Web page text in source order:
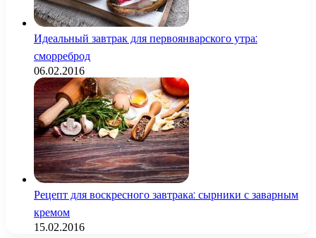
Идеальный завтрак для первоянварского утра:
сморреброд
06.02.2016
Рецепт для воскресного завтрака: сырники с заварным
кремом
15.02.2016